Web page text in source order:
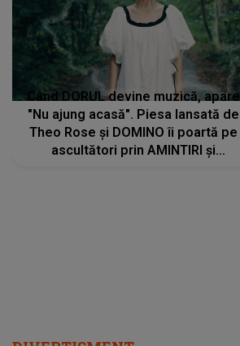
Când DORUL devine muzică, apare
"Nu ajung acasă". Piesa lansată de
Theo Rose și DOMINO îi poartă pe
ascultători prin AMINTIRI și